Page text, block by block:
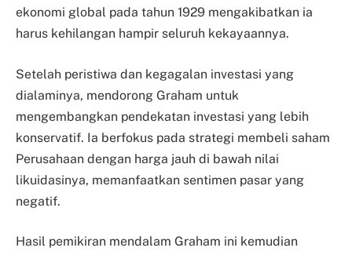
ekonomi global pada tahun 1929 mengakibatkan ia
harus kehilangan hampir seluruh kekayaannya.
Setelah peristiwa dan kegagalan investasi yang
dialaminya, mendorong Graham untuk
mengembangkan pendekatan investasi yang lebih
konservatif. Ia berfokus pada strategi membeli saham
Perusahaan dengan harga jauh di bawah nilai
likuidasinya, memanfaatkan sentimen pasar yang
negatif.
Hasil pemikiran mendalam Graham ini kemudian